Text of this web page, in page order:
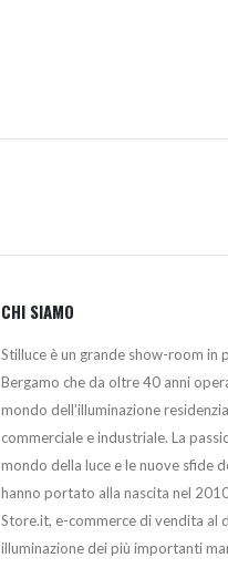
CHI SIAMO
Stilluce è un grande show-room in
Bergamo che da oltre 40 anni
mondo dell’illuminazione
commerciale e industriale. La
mondo della luce e le nuove sfide
hanno portato alla nascita nel
Store.it, e-commerce di vendita al
illuminazione dei più importanti